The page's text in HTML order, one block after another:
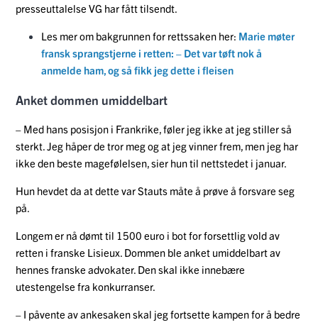
presseuttalelse VG har fått tilsendt.
Les mer om bakgrunnen for rettssaken her: Marie møter
fransk sprangstjerne i retten: – Det var tøft nok å
anmelde ham, og så fikk jeg dette i fleisen
Anket dommen umiddelbart
– Med hans posisjon i Frankrike, føler jeg ikke at jeg stiller så
sterkt. Jeg håper de tror meg og at jeg vinner frem, men jeg har
ikke den beste magefølelsen, sier hun til nettstedet i januar.
Hun hevdet da at dette var Stauts måte å prøve å forsvare seg
på.
Longem er nå dømt til 1500 euro i bot for forsettlig vold av
retten i franske Lisieux. Dommen ble anket umiddelbart av
hennes franske advokater. Den skal ikke innebære
utestengelse fra konkurranser.
– I påvente av ankesaken skal jeg fortsette kampen for å bedre